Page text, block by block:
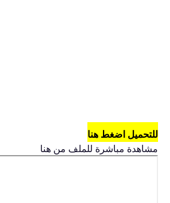
للتحميل اضغط هنا
مشاهدة مباشرة للملف من هنا